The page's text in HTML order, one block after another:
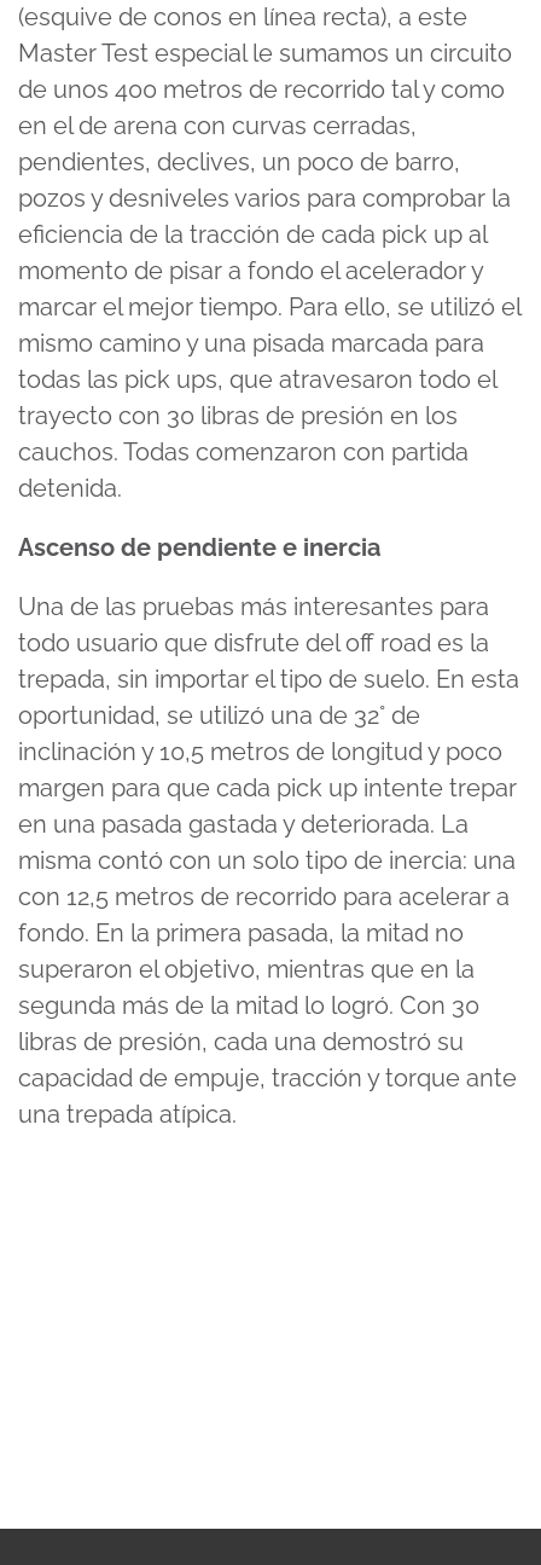
(esquive de conos en línea recta), a este
Master Test especial le sumamos un circuito
de unos 400 metros de recorrido tal y como
en el de arena con curvas cerradas,
pendientes, declives, un poco de barro,
pozos y desniveles varios para comprobar la
eficiencia de la tracción de cada pick up al
momento de pisar a fondo el acelerador y
marcar el mejor tiempo. Para ello, se utilizó el
mismo camino y una pisada marcada para
todas las pick ups, que atravesaron todo el
trayecto con 30 libras de presión en los
cauchos. Todas comenzaron con partida
detenida.
Ascenso de pendiente e inercia
Una de las pruebas más interesantes para
todo usuario que disfrute del off road es la
trepada, sin importar el tipo de suelo. En esta
oportunidad, se utilizó una de 32° de
inclinación y 10,5 metros de longitud y poco
margen para que cada pick up intente trepar
en una pasada gastada y deteriorada. La
misma contó con un solo tipo de inercia: una
con 12,5 metros de recorrido para acelerar a
fondo. En la primera pasada, la mitad no
superaron el objetivo, mientras que en la
segunda más de la mitad lo logró. Con 30
libras de presión, cada una demostró su
capacidad de empuje, tracción y torque ante
una trepada atípica.